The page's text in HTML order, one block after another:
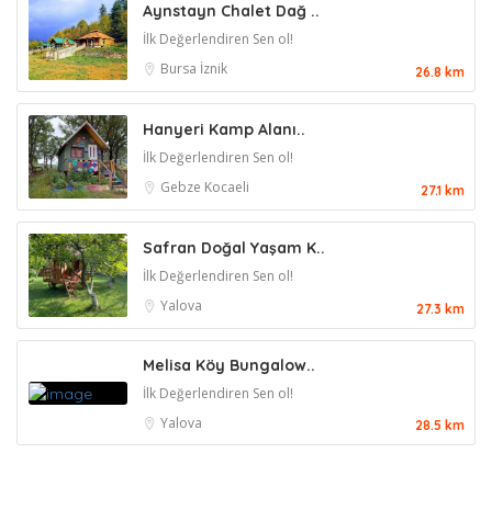
Aynstayn Chalet Dağ ..
İlk Değerlendiren Sen ol!
Bursa İznik 26.8 km
Hanyeri Kamp Alanı..
İlk Değerlendiren Sen ol!
Gebze Kocaeli 27.1 km
Safran Doğal Yaşam K..
İlk Değerlendiren Sen ol!
Yalova
27.3 km
Melisa Köy Bungalow..
İlk Değerlendiren Sen ol!
Yalova
28.5 km